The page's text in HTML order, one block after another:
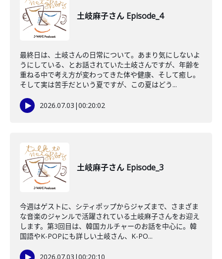
土岐麻子さん Episode_4
最終日は、土岐さんの日常について。あまり気にしないよ
うにしている、とお話されていた土岐さんですが、年齢を
重ねる中で考え方が変わってきた体や健康、そして癒し。
そして実は苦手だという夏ですが、この夏はどう...
2026.07.03 |00:20:02
土岐麻子さん Episode_3
今週はゲストに、シティポップからジャズまで、さまざま
な音楽のジャンルで活躍されている土岐麻子さんをお迎え
します。第3回目は、韓国カルチャーのお話を中心に。韓
国語やK-POPにも詳しい土岐さん、K-PO...
2026.07.03 |00:20:10